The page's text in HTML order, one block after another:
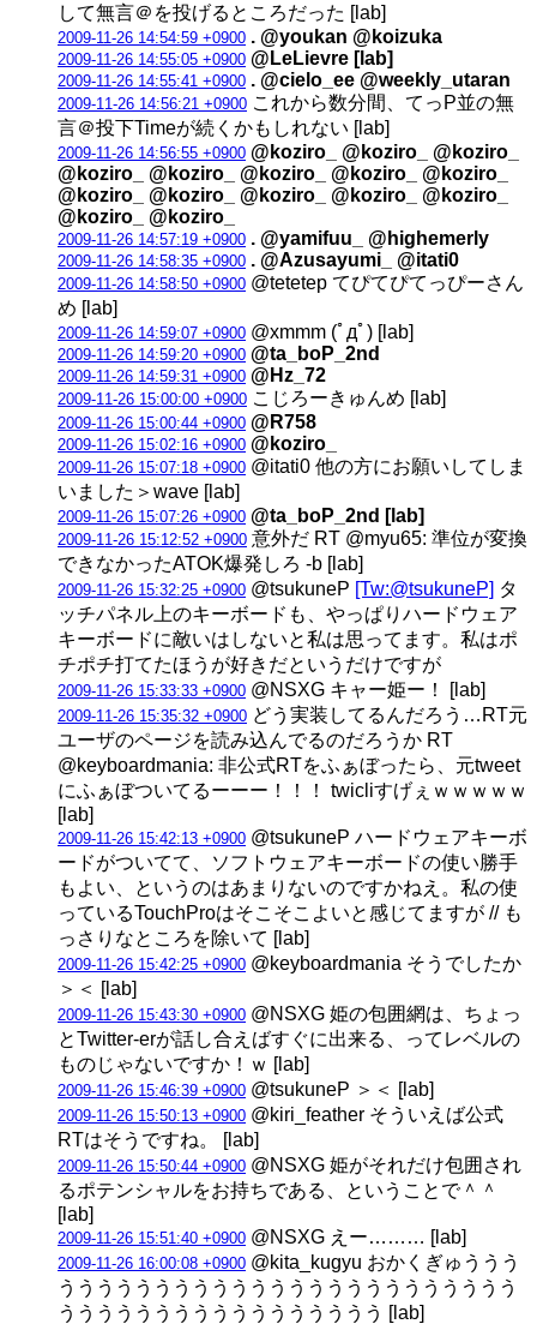
して無言＠を投げるところだった [lab]
2009-11-26 14:54:59 +0900 . @youkan @koizuka
2009-11-26 14:55:05 +0900 @LeLievre [lab]
2009-11-26 14:55:41 +0900 . @cielo_ee @weekly_utaran
2009-11-26 14:56:21 +0900 これから数分間、てっP並の無
言＠投下Timeが続くかもしれない [lab]
2009-11-26 14:56:55 +0900 @koziro_ @koziro_ @koziro_
@koziro_ @koziro_ @koziro_ @koziro_ @koziro_
@koziro_ @koziro_ @koziro_ @koziro_ @koziro_
@koziro_ @koziro_
2009-11-26 14:57:19 +0900 . @yamifuu_ @highemerly
2009-11-26 14:58:35 +0900 . @Azusayumi_ @itati0
2009-11-26 14:58:50 +0900 @tetetep てぴてぴてっぴーさん
め [lab]
2009-11-26 14:59:07 +0900 @xmmm (ﾟдﾟ) [lab]
2009-11-26 14:59:20 +0900 @ta_boP_2nd
2009-11-26 14:59:31 +0900 @Hz_72
2009-11-26 15:00:00 +0900 こじろーきゅんめ [lab]
2009-11-26 15:00:44 +0900 @R758
2009-11-26 15:02:16 +0900 @koziro_
2009-11-26 15:07:18 +0900 @itati0 他の方にお願いしてしま
いました＞wave [lab]
2009-11-26 15:07:26 +0900 @ta_boP_2nd [lab]
2009-11-26 15:12:52 +0900 意外だ RT @myu65: 準位が変換
できなかったATOK爆発しろ -b [lab]
2009-11-26 15:32:25 +0900 @tsukuneP [Tw:@tsukuneP] タ
ッチパネル上のキーボードも、やっぱりハードウェア
キーボードに敵いはしないと私は思ってます。私はポ
チポチ打てたほうが好きだというだけですが
2009-11-26 15:33:33 +0900 @NSXG キャー姫ー！ [lab]
2009-11-26 15:35:32 +0900 どう実装してるんだろう…RT元
ユーザのページを読み込んでるのだろうか RT
@keyboardmania: 非公式RTをふぁぼったら、元tweet
にふぁぼついてるーーー！！！ twicliすげぇｗｗｗｗｗ
[lab]
2009-11-26 15:42:13 +0900 @tsukuneP ハードウェアキーボ
ードがついてて、ソフトウェアキーボードの使い勝手
もよい、というのはあまりないのですかねえ。私の使
っているTouchProはそこそこよいと感じてますが // も
っさりなところを除いて [lab]
2009-11-26 15:42:25 +0900 @keyboardmania そうでしたか
＞＜ [lab]
2009-11-26 15:43:30 +0900 @NSXG 姫の包囲網は、ちょっ
とTwitter-erが話し合えばすぐに出来る、ってレベルの
ものじゃないですか！ｗ [lab]
2009-11-26 15:46:39 +0900 @tsukuneP ＞＜ [lab]
2009-11-26 15:50:13 +0900 @kiri_feather そういえば公式
RTはそうですね。 [lab]
2009-11-26 15:50:44 +0900 @NSXG 姫がそれだけ包囲され
るポテンシャルをお持ちである、ということで＾＾
[lab]
2009-11-26 15:51:40 +0900 @NSXG えー……… [lab]
2009-11-26 16:00:08 +0900 @kita_kugyu おかくぎゅううう
うううううううううううううううううううううううう
ううううううううううううううううう [lab]